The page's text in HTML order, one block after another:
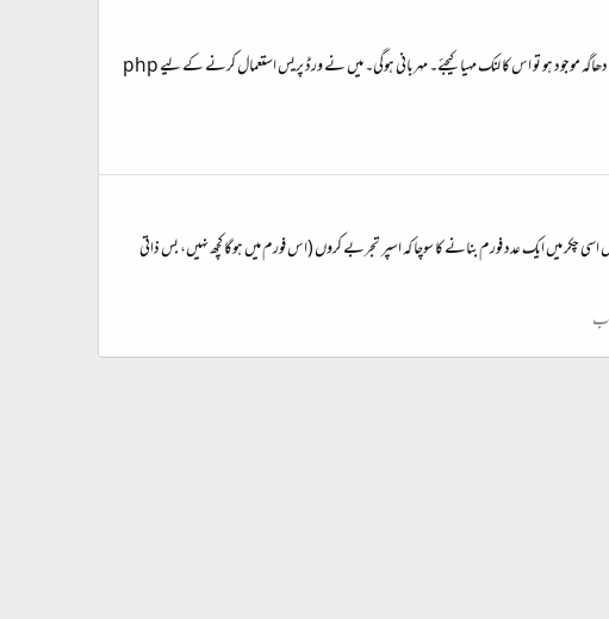
السلام علیکم! کیا کوئی دوست مجھے ورڈ پریس انسٹالیشن، اس کے لیے درکار دوسرے مددگار سافٹ وئیر(ز) آسان طریقے سے سمجھا سکے گا۔ یا اگر پہلے سے اس کے متعلق کوئی دھاگہ موجود ہو تو اس کا لنک مہیا کیجئے۔ مہربانی ہوگی۔ میں نے ورڈ پریس استعمال کرنے کے لیے php
چکر میں ایک عدد فورم بنانے کا سوچا کہ اسپر تجربے کروں (اس فورم میں ہوگا کچھ نہیں، بس ذاتی